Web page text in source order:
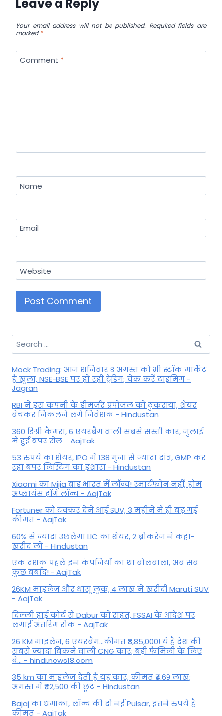
Leave a Reply
Your email address will not be published. Required fields are
marked*
Comment *
Name
Email
Website
Search
for:
Mock Trading: आज शनिवार 8 अगस्त को भी स्टॉक मार्केट
है खुला, NSE-BSE पर हो रही ट्रेडिंग; चेक करें टाइमिंग -
Jagran
RBI ने इस कंपनी के डीमर्जर प्रपोजल को ठुकराया, शेयर
बेचकर निकलने लगे निवेशक - Hindustan
360 डिग्री कैमरा, 6 एयरबैग वाली सबसे सस्ती कार, जुलाई
में हुई बंपर सेल - AajTak
53 रुपये का शेयर, IPO में 138 गुना से ज्यादा दांव, GMP कर
रहा बंपर लिस्टिंग का इशारा - Hindustan
Xiaomi का Mijia ब्रांड भारत में लॉन्च! स्मार्टफोन नहीं, होम
अप्लायंस होंगे लॉन्च - AajTak
Fortuner को टक्कर देने आई SUV, 3 महीने में ही बढ़ गई
कीमत - AajTak
60% से ज्यादा उछलेगा LIC का शेयर, 2 ब्रोकरेज ने कहा-
खरीद लो - Hindustan
एक दशक पहले इन कंपनियों का था बोलबाला, अब सब
कुछ बर्बाद! - AajTak
26KM माइलेज और धांसू लुक, 4 लाख ने खरीदी Maruti SUV
- AajTak
दिल्ली हाई कोर्ट से Dabur को राहत, FSSAI के आदेश पर
लगाई अंतरिम रोक - AajTak
26 KM माइलेज, 6 एयरबैग...कीमत ₹8,85,000! ये है देश की
सबसे ज्यादा बिकने वाली CNG कार; बड़ी फैमिली के लिए
बे... - hindi.news18.com
35 km का माइलेज देती है यह कार, कीमत ₹4.69 लाख;
अगस्त में ₹42,500 की छूट - Hindustan
Bajaj का धमाका, लॉन्च की दो नई Pulsar, इतने रुपये है
कीमत - AajTak